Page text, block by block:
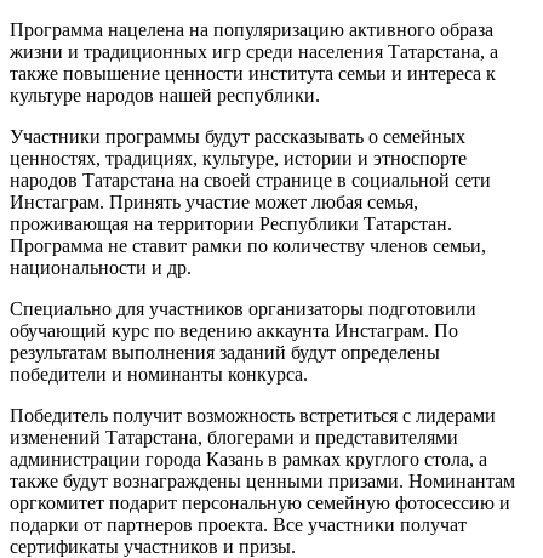
Программа нацелена на популяризацию активного образа
жизни и традиционных игр среди населения Татарстана, а
также повышение ценности института семьи и интереса к
культуре народов нашей республики.
Участники программы будут рассказывать о семейных
ценностях, традициях, культуре, истории и этноспорте
народов Татарстана на своей странице в социальной сети
Инстаграм. Принять участие может любая семья,
проживающая на территории Республики Татарстан.
Программа не ставит рамки по количеству членов семьи,
национальности и др.
Специально для участников организаторы подготовили
обучающий курс по ведению аккаунта Инстаграм. По
результатам выполнения заданий будут определены
победители и номинанты конкурса.
Победитель получит возможность встретиться с лидерами
изменений Татарстана, блогерами и представителями
администрации города Казань в рамках круглого стола, а
также будут вознаграждены ценными призами. Номинантам
оргкомитет подарит персональную семейную фотосессию и
подарки от партнеров проекта. Все участники получат
сертификаты участников и призы.